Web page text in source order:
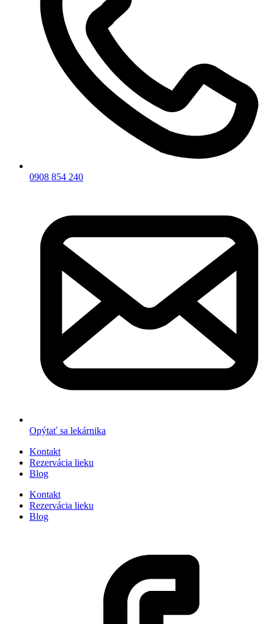
0908 854 240
Opýtať sa lekárnika
Kontakt
Rezervácia lieku
Blog
Kontakt
Rezervácia lieku
Blog